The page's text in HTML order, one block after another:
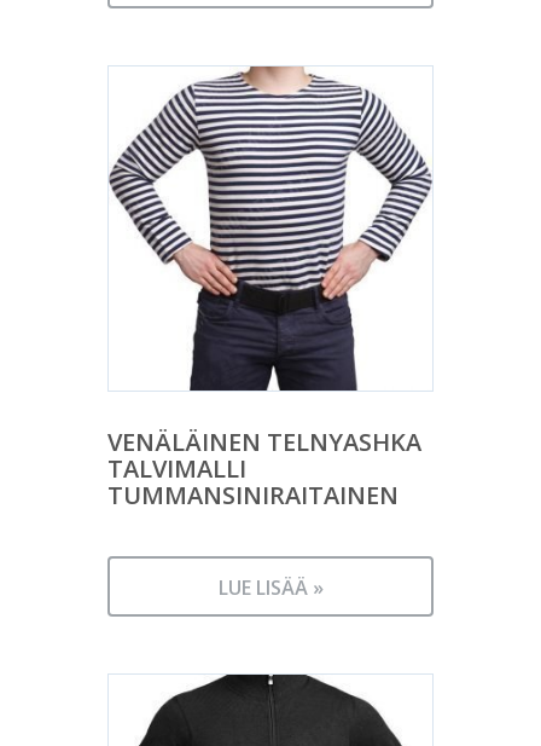
VENÄLÄINEN TELNYASHKA
TALVIMALLI
TUMMANSINIRAITAINEN
LUE LISÄÄ »